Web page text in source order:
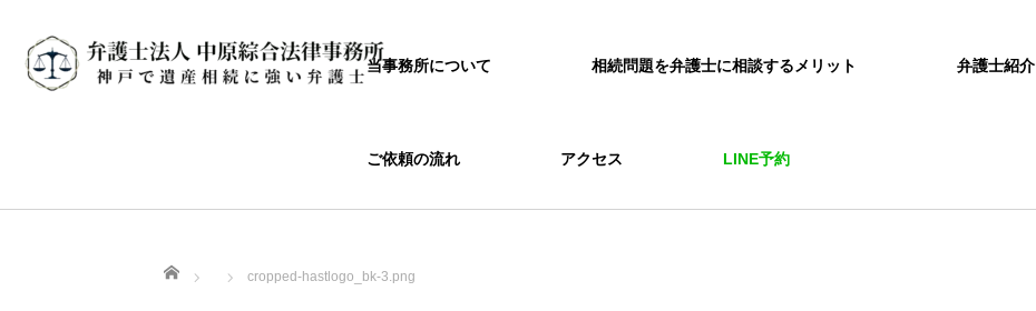
当事務所について 相続問題を弁護士に相談するメリット 弁護士紹介
ご依頼の流れ アクセス LINE予約
ホーム cropped-hastlogo_bk-3.png